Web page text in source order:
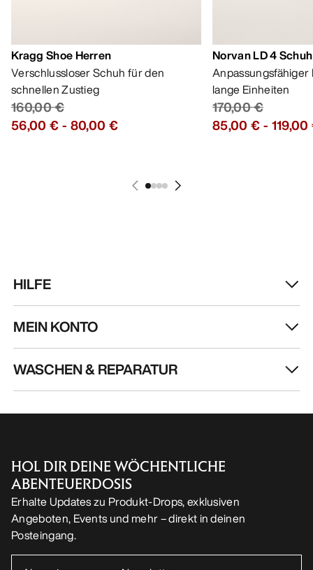
Kragg Shoe Herren
Verschlussloser Schuh für den
schnellen Zustieg
160,00 €
56,00 €- 80,00 €
Norvan LD 4
lange Einheiten
170,00 €
85,00 €-
HILFE
MEIN KONTO
WASCHEN & REPARATUR
HOL DIR DEINE WÖCHENTLICHE
ABENTEUERDOSIS
Erhalte Updates zu Produkt-Drops, exklusiven
Angeboten, Events und mehr – direkt in deinen
Posteingang.